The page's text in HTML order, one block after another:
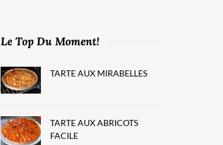
Le Top Du Moment!
TARTE AUX MIRABELLES
TARTE AUX ABRICOTS
FACILE